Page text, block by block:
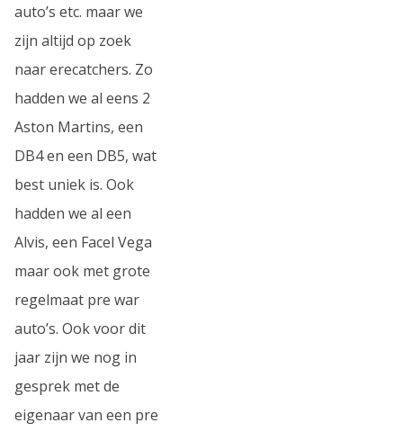
auto’s etc. maar we
zijn altijd op zoek
naar erecatchers. Zo
hadden we al eens 2
Aston Martins, een
DB4 en een DB5, wat
best uniek is. Ook
hadden we al een
Alvis, een Facel Vega
maar ook met grote
regelmaat pre war
auto’s. Ook voor dit
jaar zijn we nog in
gesprek met de
eigenaar van een pre